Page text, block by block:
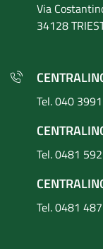
Via
34128
Tel. 040
Tel. 0481
Tel. 0481